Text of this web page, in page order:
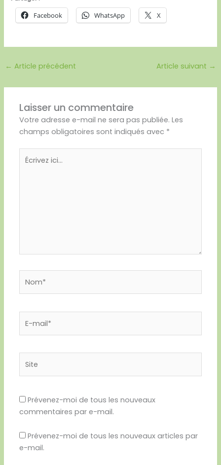
Facebook WhatsApp X
← Article précédent Article suivant →
Laisser un commentaire
Votre adresse e-mail ne sera pas publiée. Les
champs obligatoires sont indiqués avec *
ici…
mail*
Prévenez-moi de tous les nouveaux
commentaires par e-mail.
Prévenez-moi de tous les nouveaux articles par
e-mail.